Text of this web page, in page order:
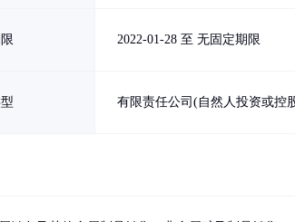
2022-01-28 至 无固定期限
有限责任公司(自然人投资或控